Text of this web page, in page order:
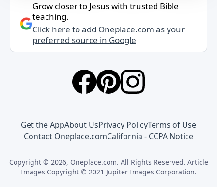
Grow closer to Jesus with trusted Bible
teaching.
Click here to add Oneplace.com as your
preferred source in Google
Get the AppAbout UsPrivacy PolicyTerms of Use
Contact Oneplace.comCalifornia - CCPA Notice
Copyright © 2026, Oneplace.com. All Rights Reserved. Article
Images Copyright © 2021 Jupiter Images Corporation.